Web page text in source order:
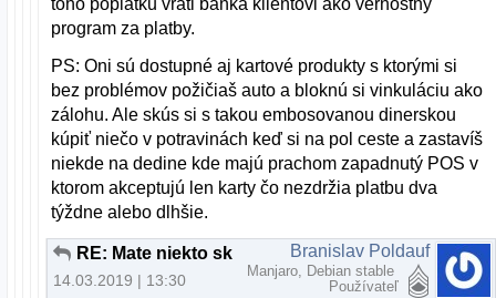
toho poplatku vráti banka klientovi ako vernostný
program za platby.
PS: Oni sú dostupné aj kartové produkty s ktorými si
bez problémov požičiaš auto a bloknú si vinkuláciu ako
zálohu. Ale skús si s takou embosovanou dinerskou
kúpiť niečo v potravinách keď si na pol ceste a zastavíš
niekde na dedine kde majú prachom zapadnutý POS v
ktorom akceptujú len karty čo nezdržia platbu dva
týždne alebo dlhšie.
RE: Mate niekto skusenost s Paysafecard?
14.03.2019 | 13:30
Branislav Poldauf
Manjaro, Debian stable
Používateľ